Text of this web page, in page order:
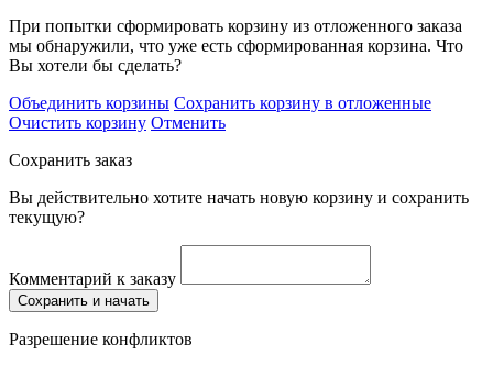
При попытки сформировать корзину из отложенного заказа
мы обнаружили, что уже есть сформированная корзина. Что
Вы хотели бы сделать?
Объединить корзины Сохранить корзину в отложенные
Очистить корзину Отменить
Сохранить заказ
Вы действительно хотите начать новую корзину и сохранить
текущую?
Комментарий к заказу
Сохранить и начать
Разрешение конфликтов